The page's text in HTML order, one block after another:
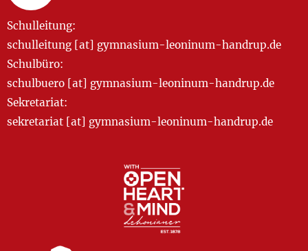
Schulleitung:
schulleitung [at] gymnasium-leoninum-handrup.de
Schulbüro:
schulbuero [at] gymnasium-leoninum-handrup.de
Sekretariat:
sekretariat [at] gymnasium-leoninum-handrup.de